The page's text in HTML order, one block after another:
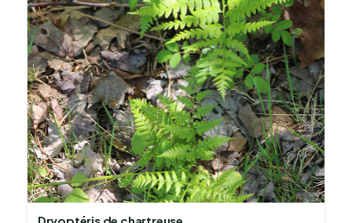
Dryoptéris de chartreuse